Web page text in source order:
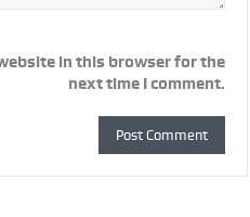
in this browser for the
next time I comment.